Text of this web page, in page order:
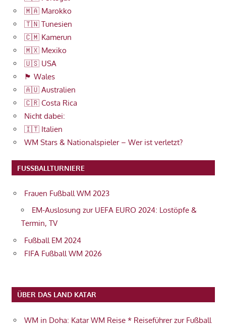
🇲🇦 Marokko
🇹🇳 Tunesien
🇨🇲 Kamerun
🇲🇽 Mexiko
🇺🇸 USA
🏴󠁧󠁢󠁷󠁬󠁳󠁿 Wales
🇦🇺 Australien
🇨🇷 Costa Rica
Nicht dabei:
🇮🇹 Italien
WM Stars & Nationalspieler – Wer ist verletzt?
FUSSBALLTURNIERE
Frauen Fußball WM 2023
EM-Auslosung zur UEFA EURO 2024: Lostöpfe &
Termin, TV
Fußball EM 2024
FIFA Fußball WM 2026
ÜBER DAS LAND KATAR
WM in Doha: Katar WM Reise * Reiseführer zur Fußball